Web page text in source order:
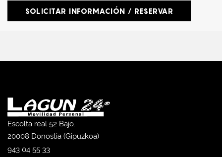
SOLICITAR INFORMACIÓN / RESERVAR
Escolta real 52 Bajo.
20008 Donostia (Gipuzkoa)
943 04 55 33